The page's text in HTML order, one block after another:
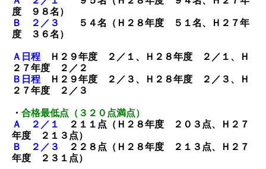
度 ９８名）
Ｂ ２／３
５４名（Ｈ２８年度 ５１名、Ｈ２７年
度 ３６名）
Ａ日程
Ｈ２９年度 ２／１、Ｈ２８年度 ２／１、Ｈ
２７年度 ２／２
Ｂ日程
Ｈ２９年度 ２／３、Ｈ２８年度 ２／３、Ｈ
２７年度 ２／３
・ 合格最低点（３２０点満点）
Ａ ２／１
２１１点（Ｈ２８年度 ２０３点、Ｈ２７
年度 ２１３点）
Ｂ ２／３
２２８点（Ｈ２８年度 ２１３点、Ｈ２７
年度 ２３１点）